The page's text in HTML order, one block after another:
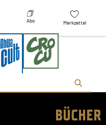
Abo Merkzettel
BÜCHER